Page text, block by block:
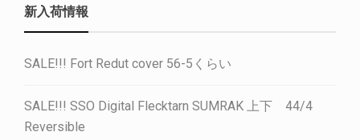
新入荷情報
SALE!!! Fort Redut cover 56-5くらい
SALE!!! SSO Digital Flecktarn SUMRAK 上下 44/4
Reversible